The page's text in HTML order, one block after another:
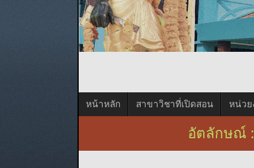
หน้าหลัก สาขาวิชาที่เปิดสอน หน่วย
อัตลักษณ์ : เก่ง ดี